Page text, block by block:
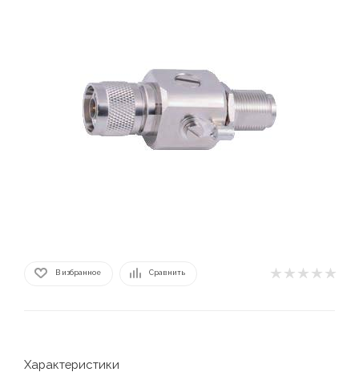
В избранное Сравнить
Характеристики